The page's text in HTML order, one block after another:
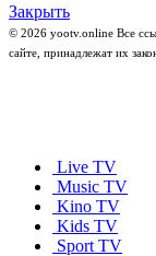
Закрыть
© 2026 yootv.online Все
сайте, принадлежат их
Live TV
Music TV
Kino TV
Kids TV
Sport TV